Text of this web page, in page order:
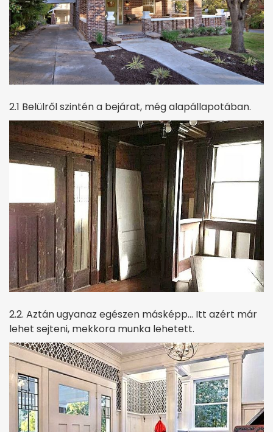
2.1 Belülről szintén a bejárat, még alapállapotában.
2.2. Aztán ugyanaz egészen másképp… Itt azért már
lehet sejteni, mekkora munka lehetett.